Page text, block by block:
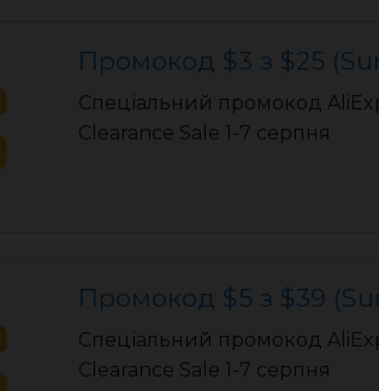
Промокод $3 з $25
Спеціальний промокод
Clearance Sale 1-7 серпня
Промокод $5 з $39
Спеціальний промокод
Clearance Sale 1-7 серпня